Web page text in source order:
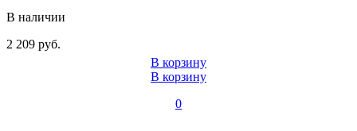
В наличии
2 209 руб.
В корзину
В корзину
0